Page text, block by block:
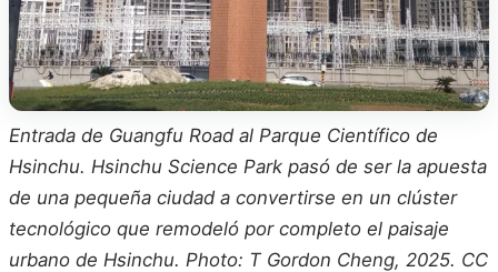
Entrada de Guangfu Road al Parque Científico de
Hsinchu. Hsinchu Science Park pasó de ser la apuesta
de una pequeña ciudad a convertirse en un clúster
tecnológico que remodeló por completo el paisaje
urbano de Hsinchu. Photo: T Gordon Cheng, 2025. CC